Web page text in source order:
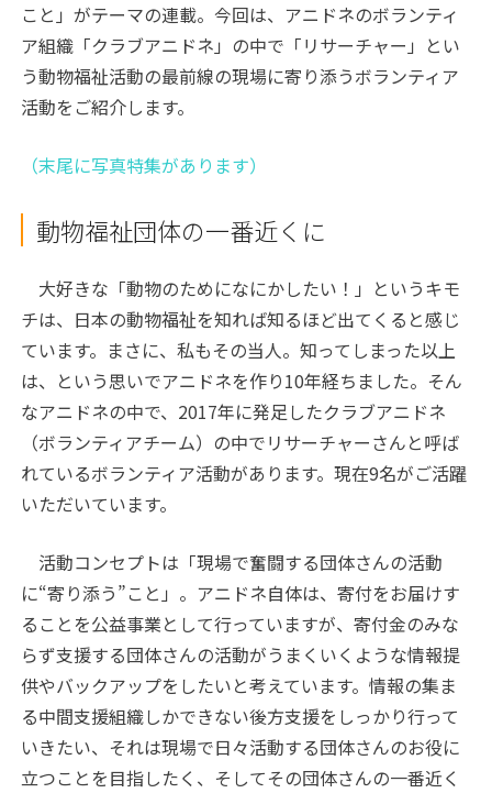
こと」がテーマの連載。今回は、アニドネのボランティ
ア組織「クラブアニドネ」の中で「リサーチャー」とい
う動物福祉活動の最前線の現場に寄り添うボランティア
活動をご紹介します。
（末尾に写真特集があります）
動物福祉団体の一番近くに
大好きな「動物のためになにかしたい！」というキモ
チは、日本の動物福祉を知れば知るほど出てくると感じ
ています。まさに、私もその当人。知ってしまった以上
は、という思いでアニドネを作り10年経ちました。そん
なアニドネの中で、2017年に発足したクラブアニドネ
（ボランティアチーム）の中でリサーチャーさんと呼ば
れているボランティア活動があります。現在9名がご活躍
いただいています。
活動コンセプトは「現場で奮闘する団体さんの活動
に“寄り添う”こと」。アニドネ自体は、寄付をお届けす
ることを公益事業として行っていますが、寄付金のみな
らず支援する団体さんの活動がうまくいくような情報提
供やバックアップをしたいと考えています。情報の集ま
る中間支援組織しかできない後方支援をしっかり行って
いきたい、それは現場で日々活動する団体さんのお役に
立つことを目指したく、そしてその団体さんの一番近く